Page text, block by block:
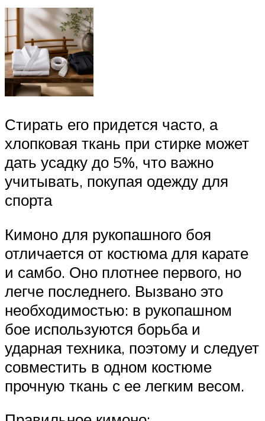
Стирать его придется часто, а
хлопковая ткань при стирке может
дать усадку до 5%, что важно
учитывать, покупая одежду для
спорта
Кимоно для рукопашного боя
отличается от костюма для карате
и самбо. Оно плотнее первого, но
легче последнего. Вызвано это
необходимостью: в рукопашном
бое используются борьба и
ударная техника, поэтому и следует
совместить в одном костюме
прочную ткань с ее легким весом.